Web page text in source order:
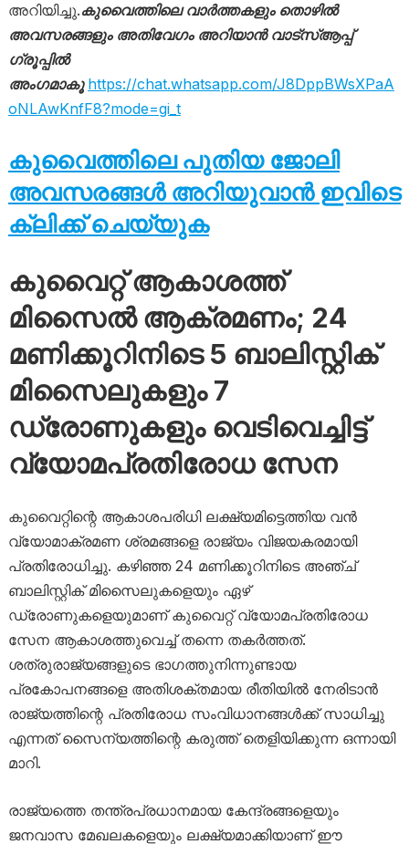
അറിയിച്ചു.കുവൈത്തിലെ വാർത്തകളും തൊഴിൽ
അവസരങ്ങളും അതിവേഗം അറിയാൻ വാട്സ്ആപ്പ്
ഗ്രൂപ്പിൽ
അംഗമാകൂ https://chat.whatsapp.com/J8DppBWsXPaA
oNLAwKnfF8?mode=gi_t
കുവൈത്തിലെ പുതിയ ജോലി
അവസരങ്ങൾ അറിയുവാൻ ഇവിടെ
ക്ലിക്ക് ചെയ്യുക
കുവൈറ്റ് ആകാശത്ത്
മിസൈൽ ആക്രമണം; 24
മണിക്കൂറിനിടെ 5 ബാലിസ്റ്റിക്
മിസൈലുകളും 7
ഡ്രോണുകളും വെടിവെച്ചിട്ട്
വ്യോമപ്രതിരോധ സേന
കുവൈറ്റിന്റെ ആകാശപരിധി ലക്ഷ്യമിട്ടെത്തിയ വൻ
വ്യോമാക്രമണ ശ്രമങ്ങളെ രാജ്യം വിജയകരമായി
പ്രതിരോധിച്ചു. കഴിഞ്ഞ 24 മണിക്കൂറിനിടെ അഞ്ച്
ബാലിസ്റ്റിക് മിസൈലുകളെയും ഏഴ്
ഡ്രോണുകളെയുമാണ് കുവൈറ്റ് വ്യോമപ്രതിരോധ
സേന ആകാശത്തുവെച്ച് തന്നെ തകർത്തത്.
ശത്രുരാജ്യങ്ങളുടെ ഭാഗത്തുനിന്നുണ്ടായ
പ്രകോപനങ്ങളെ അതിശക്തമായ രീതിയിൽ നേരിടാൻ
രാജ്യത്തിന്റെ പ്രതിരോധ സംവിധാനങ്ങൾക്ക് സാധിച്ചു
എന്നത് സൈന്യത്തിന്റെ കരുത്ത് തെളിയിക്കുന്ന ഒന്നായി
മാറി.
രാജ്യത്തെ തന്ത്രപ്രധാനമായ കേന്ദ്രങ്ങളെയും
ജനവാസ മേഖലകളെയും ലക്ഷ്യമാക്കിയാണ് ഈ